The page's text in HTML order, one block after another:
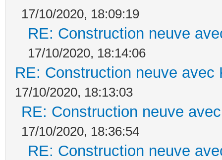
17/10/2020, 18:09:19
RE: Construction neuve
17/10/2020, 18:14:06
RE: Construction neuve avec
17/10/2020, 18:13:03
RE: Construction neuve
17/10/2020, 18:36:54
RE: Construction neuve